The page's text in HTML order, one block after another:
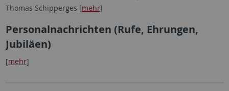
Thomas Schipperges [mehr]
Personalnachrichten (Rufe, Ehrungen,
Jubiläen)
[mehr]